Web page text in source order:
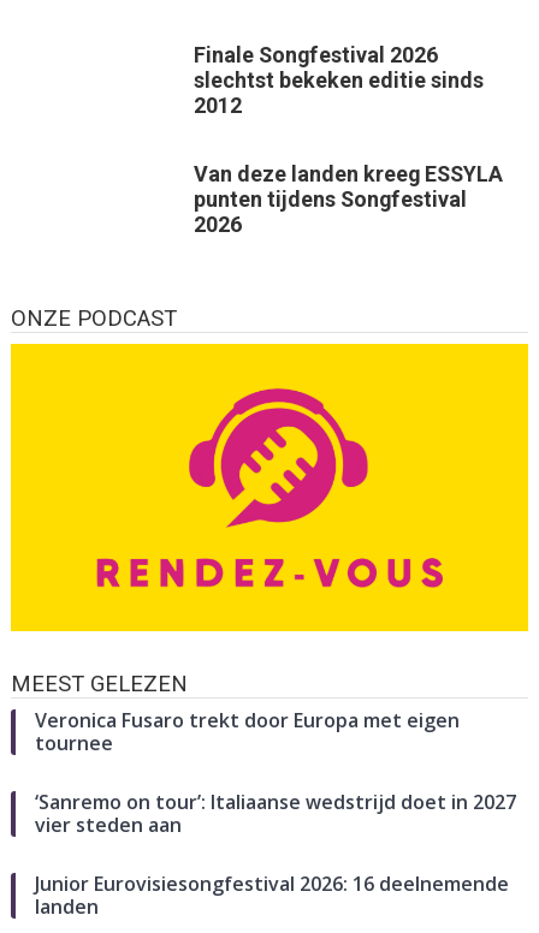
Finale Songfestival 2026
slechtst bekeken editie sinds
2012
Van deze landen kreeg ESSYLA
punten tijdens Songfestival
2026
ONZE PODCAST
MEEST GELEZEN
Veronica Fusaro trekt door Europa met eigen
tournee
‘Sanremo on tour’: Italiaanse wedstrijd doet in 2027
vier steden aan
Junior Eurovisiesongfestival 2026: 16 deelnemende
landen